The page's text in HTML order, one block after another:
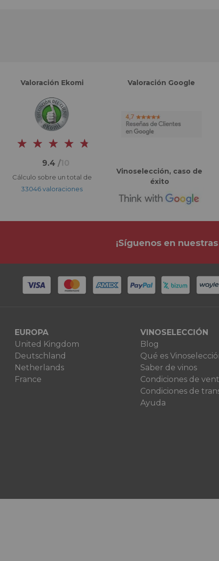
Valoración Ekomi
9.4 /10
Cálculo sobre un total de
33046 valoraciones
Valoración Google
Vinoselección, caso de
éxito
¡Síguenos en
EUROPA
United Kingdom
Deutschland
Netherlands
France
VINOSELECCIÓN
Blog
Qué es
Saber de vinos
Condiciones de
Condiciones de
Ayuda